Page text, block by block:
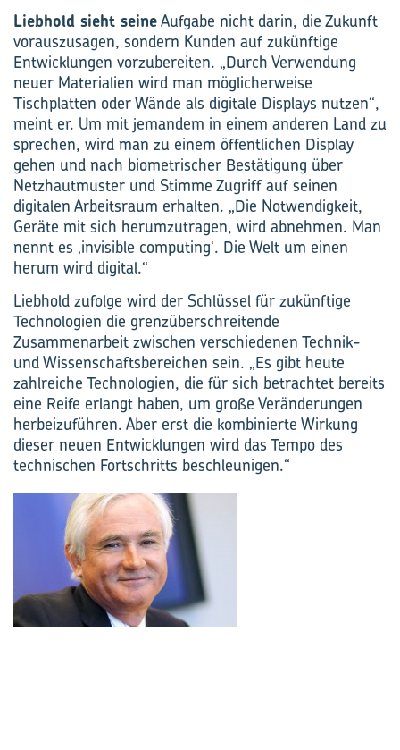
Liebhold sieht seineAufgabe nicht darin, die Zukunft
vorauszusagen, sondern Kunden auf zukünftige
Entwicklungen vorzubereiten. „Durch Verwendung
neuer Materialien wird man möglicherweise
Tischplatten oder Wände als digitale Displays nutzen“,
meint er. Um mit jemandem in einem anderen Land zu
sprechen, wird man zu einem öffentlichen Display
gehen und nach biometrischer Bestätigung über
Netzhautmuster und Stimme Zugriff auf seinen
digitalen Arbeitsraum erhalten. „Die Notwendigkeit,
Geräte mit sich herumzutragen, wird abnehmen. Man
nennt es ‚invisible computing‘. Die Welt um einen
herum wird digital.“
Liebhold zufolge wird der Schlüssel für zukünftige
Technologien die grenzüberschreitende
Zusammenarbeit zwischen verschiedenen Technik-
und Wissenschaftsbereichen sein. „Es gibt heute
zahlreiche Technologien, die für sich betrachtet bereits
eine Reife erlangt haben, um große Veränderungen
herbeizuführen. Aber erst die kombinierte Wirkung
dieser neuen Entwicklungen wird das Tempo des
technischen Fortschritts beschleunigen.“